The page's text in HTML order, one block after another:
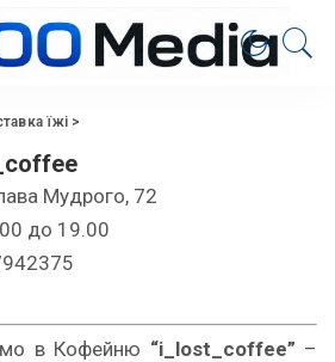
їжі >
Мудрого, 72
до 19.00
в Кофейню “i_lost_coffee” –